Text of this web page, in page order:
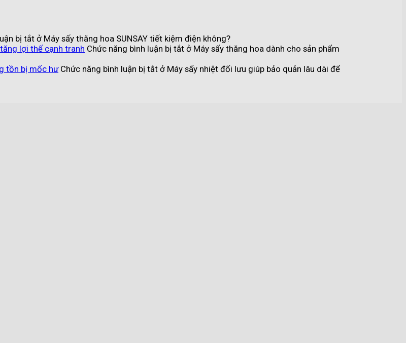
bị tắtở Máy sấy thăng hoa SUNSAY tiết kiệm điện không?
lợi thế cạnh tranh Chức năng bình luận bị tắt ở Máy sấy thăng hoa dành cho sản phẩm
tồn bị mốc hư Chức năng bình luận bị tắt ở Máy sấy nhiệt đối lưu giúp bảo quản lâu dài để